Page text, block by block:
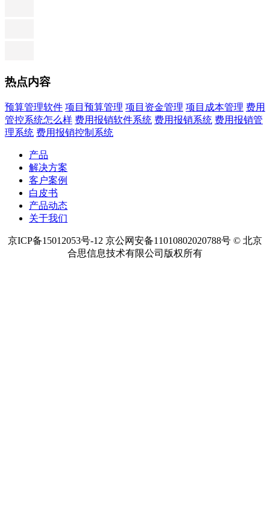
热点内容
预算管理软件 项目预算管理 项目资金管理 项目成本管理 费用
管控系统怎么样 费用报销软件系统 费用报销系统 费用报销管
理系统 费用报销控制系统
产品
解决方案
客户案例
白皮书
产品动态
关于我们
京ICP备15012053号-12 京公网安备11010802020788号 © 北京
合思信息技术有限公司版权所有